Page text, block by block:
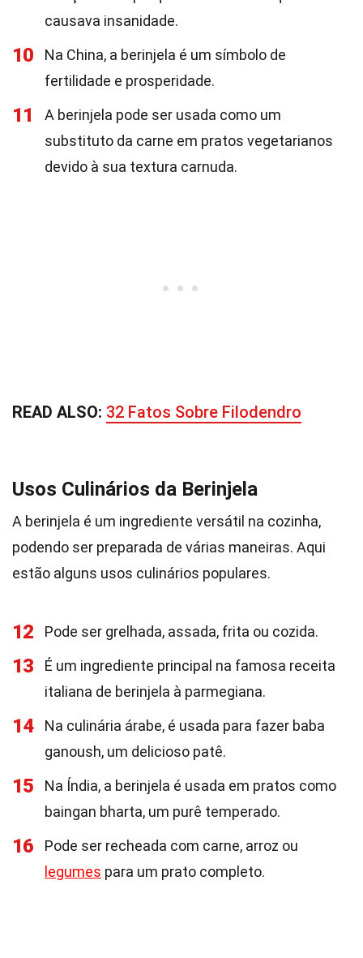
causava insanidade.
10
Na China, a berinjela é um símbolo de
fertilidade e prosperidade.
11
A berinjela pode ser usada como um
substituto da carne em pratos vegetarianos
devido à sua textura carnuda.
READ ALSO: 32 Fatos Sobre Filodendro
Usos Culinários da Berinjela
A berinjela é um ingrediente versátil na cozinha,
podendo ser preparada de várias maneiras. Aqui
estão alguns usos culinários populares.
12 Pode ser grelhada, assada, frita ou cozida.
13
É um ingrediente principal na famosa receita
italiana de berinjela à parmegiana.
14
Na culinária árabe, é usada para fazer baba
ganoush, um delicioso patê.
15
Na Índia, a berinjela é usada em pratos como
baingan bharta, um purê temperado.
16
Pode ser recheada com carne, arroz ou
legumes para um prato completo.